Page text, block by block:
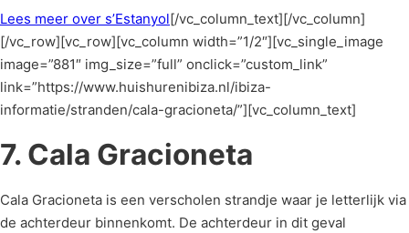
Lees meer over s’Estanyol[/vc_column_text][/vc_column]
[/vc_row][vc_row][vc_column width=”1/2″][vc_single_image
image=”881″ img_size=”full” onclick=”custom_link”
link=”https://www.huishurenibiza.nl/ibiza-
informatie/stranden/cala-gracioneta/”][vc_column_text]
7. Cala Gracioneta
Cala Gracioneta is een verscholen strandje waar je letterlijk via
de achterdeur binnenkomt. De achterdeur in dit geval